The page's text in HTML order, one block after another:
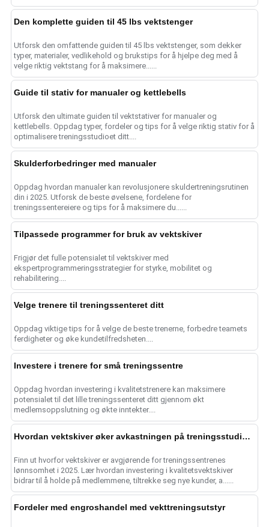
Den komplette guiden til 45 lbs vektstenger
Utforsk den omfattende guiden til 45 lbs vektstenger, som dekker
typer, materialer, vedlikehold og brukstips for å hjelpe deg med å
velge riktig vektstang for å maksimere......
Guide til stativ for manualer og kettlebells
Utforsk den ultimate guiden til vektstativer for manualer og
kettlebells. Oppdag typer, fordeler og tips for å velge riktig stativ for å
optimalisere treningsstudioet ditt....
Skulderforbedringer med manualer
Oppdag hvordan manualer kan revolusjonere skuldertreningsrutinen
din i 2025. Utforsk de beste øvelsene, fordelene for
treningssentereiere og tips for å maksimere du......
Tilpassede programmer for bruk av vektskiver
Frigjør det fulle potensialet til vektskiver med
ekspertprogrammeringsstrategier for styrke, mobilitet og
rehabilitering....
Velge trenere til treningssenteret ditt
Oppdag viktige tips for å velge de beste trenerne, forbedre teamets
ferdigheter og øke kundetilfredsheten....
Investere i trenere for små treningssentre
Oppdag hvordan investering i kvalitetstrenere kan maksimere
potensialet til det lille treningssenteret ditt gjennom økt
medlemsoppslutning og økte inntekter....
Hvordan vektskiver øker avkastningen på treningsstudioet i 2025
Finn ut hvorfor vektskiver er avgjørende for treningssentrenes
lønnsomhet i 2025. Lær hvordan investering i kvalitetsvektskiver
bidrar til å holde på medlemmene, tiltrekke seg nye kunder, a......
Fordeler med engroshandel med vekttreningsutstyr